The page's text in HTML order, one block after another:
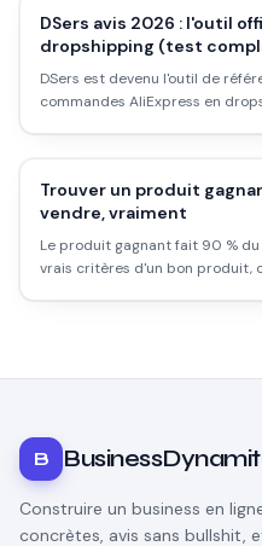
DSers avis 2026 : l'outil
dropshipping (test
DSers est devenu l'outil de
commandes AliExpress en
Trouver un produit
vendre, vraiment
Le produit gagnant fait 90 %
vrais critères d'un bon produit,
B
Construire un business en
concrètes, avis sans bullshit,